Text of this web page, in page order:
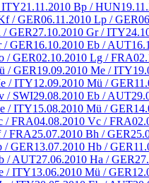
ITY21.11.2010 Bp / HUN
/ GER06.11.2010 Lp / GER
/ GER27.10.2010 Gr / ITY
/ GER16.10.2010 Eb / AUT
/ GER02.10.2010 Lg / FRA
/ GER19.09.2010 Me / ITY
/ ITY12.09.2010 Mü / GER
/ SWI29.08.2010 Eb / AUT
/ ITY15.08.2010 Mü / GER
/ FRA04.08.2010 Vc / FRA
/ FRA25.07.2010 Bh / GER
/ GER13.07.2010 Hb / GER
/ AUT27.06.2010 Ha / GER
/ ITY13.06.2010 Mü / GER